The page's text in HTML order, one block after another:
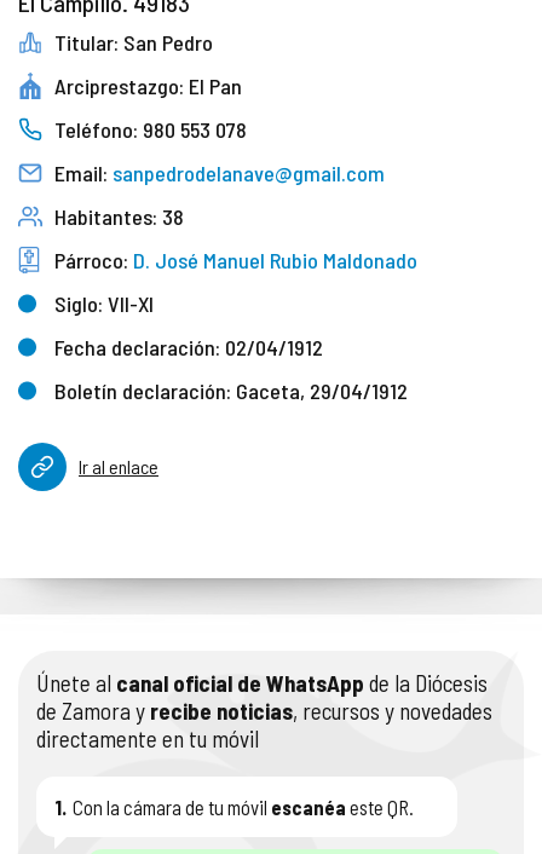
Titular: San Pedro
Arciprestazgo: El Pan
Teléfono: 980 553 078
Email: sanpedrodelanave@gmail.com
Habitantes: 38
Párroco: D. José Manuel Rubio Maldonado
Siglo: VII-XI
Fecha declaración: 02/04/1912
Boletín declaración: Gaceta, 29/04/1912
Ir al enlace
Únete al canal oficial de WhatsApp de la Diócesis
de Zamora y recibe noticias, recursos y novedades
directamente en tu móvil
1. Con la cámara de tu móvil escanéa este QR.